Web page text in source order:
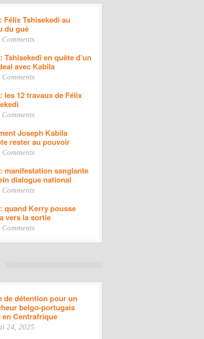
Félix Tshisekedi au
du gué
Comments
Tshisekedi en quête d’un
avec Kabila
Comments
les 12 travaux de Félix
Comments
Joseph Kabila
rester au pouvoir
Comments
manifestation sanglante
dialogue national
Comments
quand Kerry pousse
vers la sortie
Comments
de détention pour un
belgo-portugais
en Centrafrique
24, 2025